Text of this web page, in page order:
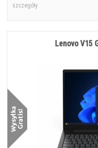
szczegóły
Lenovo V15